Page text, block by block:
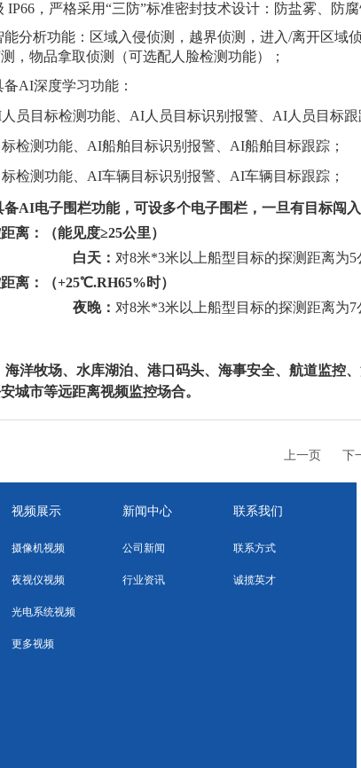
，严格采用“三防”标准密封技术设计：防盐雾、防
能分析功能：区域入侵侦测，越界侦测，进入/离开区域
，物品拿取侦测（可选配人脸检测功能）；
备AI深度学习功能：
员目标检测功能、AI人员目标识别报警、AI人员目标跟
检测功能、AI船舶目标识别报警、AI船舶目标跟踪；
检测功能、AI车辆目标识别报警、AI车辆目标跟踪；
备AI电子围栏功能，可设多个电子围栏，一旦有目标闯
离： （能见度≥25公里）
白天： 对8米*3米以上船型目标的探测距离为5
离： （+25℃.RH65%时）
夜晚： 对8米*3米以上船型目标的探测距离为7
海洋牧场、 水库湖泊、港口码头、海事安全、 航道监控、
城市等远距离视频监控场合。
上一页 下
视频展示
摄像机视频
夜视仪视频
光电系统视频
更多视频
新闻中心
公司新闻
行业资讯
联系我们
联系方式
诚揽英才